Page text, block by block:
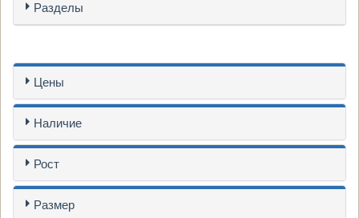
Разделы
Цены
Наличие
Рост
Размер